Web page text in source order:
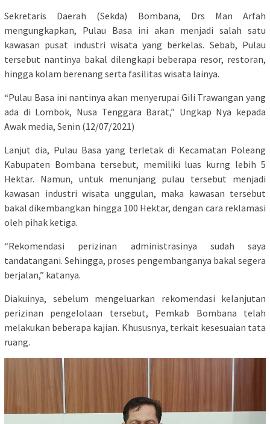
Sekretaris Daerah (Sekda) Bombana, Drs Man Arfah
mengungkapkan, Pulau Basa ini akan menjadi salah satu
kawasan pusat industri wisata yang berkelas. Sebab, Pulau
tersebut nantinya bakal dilengkapi beberapa resor, restoran,
hingga kolam berenang serta fasilitas wisata lainya.
“Pulau Basa ini nantinya akan menyerupai Gili Trawangan yang
ada di Lombok, Nusa Tenggara Barat,” Ungkap Nya kepada
Awak media, Senin (12/07/2021)
Lanjut dia, Pulau Basa yang terletak di Kecamatan Poleang
Kabupaten Bombana tersebut, memiliki luas kurng lebih 5
Hektar. Namun, untuk menunjang pulau tersebut menjadi
kawasan industri wisata unggulan, maka kawasan tersebut
bakal dikembangkan hingga 100 Hektar, dengan cara reklamasi
oleh pihak ketiga.
“Rekomendasi perizinan administrasinya sudah saya
tandatangani. Sehingga, proses pengembanganya bakal segera
berjalan,” katanya.
Diakuinya, sebelum mengeluarkan rekomendasi kelanjutan
perizinan pengelolaan tersebut, Pemkab Bombana telah
melakukan beberapa kajian. Khususnya, terkait kesesuaian tata
ruang.